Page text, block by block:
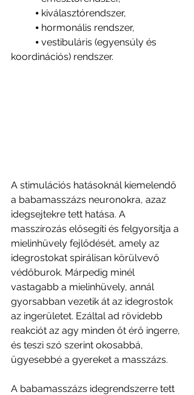
          ⦁ kiválasztórendszer,
          ⦁ hormonális rendszer,
koordinációs) rendszer.
A stimulációs hatásoknál kiemelendő
a babamasszázs neuronokra, azaz
idegsejtekre tett hatása. A
masszírozás elősegíti és felgyorsítja a
mielinhüvely fejlődését, amely az
idegrostokat spirálisan körülvevő
védőburok. Márpedig minél
vastagabb a mielinhüvely, annál
gyorsabban vezetik át az idegrostok
az ingerületet. Ezáltal ad rövidebb
reakciót az agy minden őt érő ingerre,
és teszi szó szerint okosabbá,
ügyesebbé a gyereket a masszázs.
A babamasszázs idegrendszerre tett